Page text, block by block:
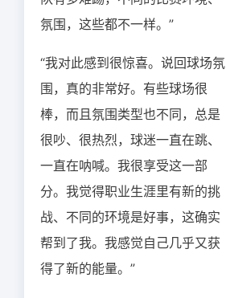
氛围，这些都不一样。”
“我对此感到很惊喜。说回球场氛
围，真的非常好。有些球场很
棒，而且氛围类型也不同，总是
很吵、很热烈，球迷一直在跳、
一直在呐喊。我很享受这一部
分。我觉得职业生涯里有新的挑
战、不同的环境是好事，这确实
帮到了我。我感觉自己几乎又获
得了新的能量。”